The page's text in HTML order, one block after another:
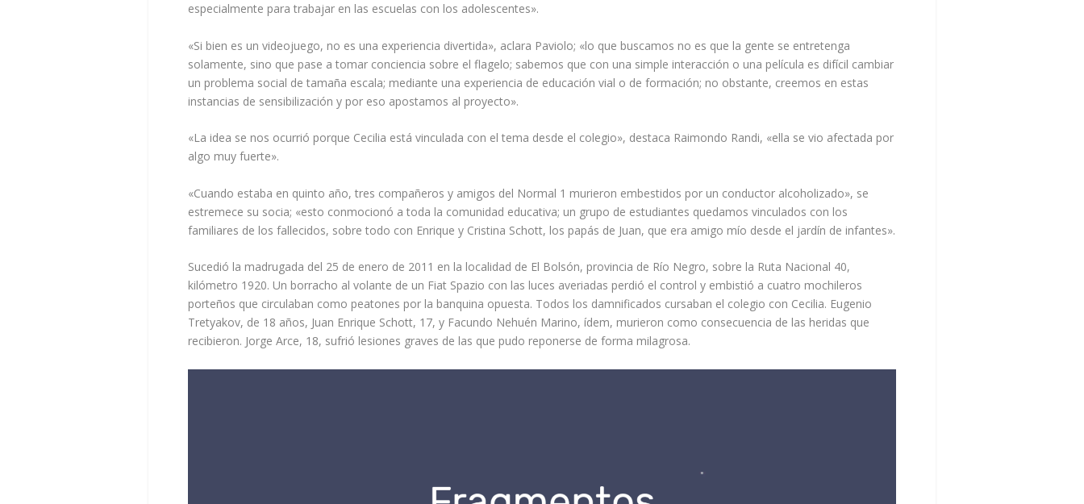
especialmente para trabajar en las escuelas con los adolescentes».
«Si bien es un videojuego, no es una experiencia divertida», aclara Paviolo; «lo que buscamos no es que la gente se entretenga
solamente, sino que pase a tomar conciencia sobre el flagelo; sabemos que con una simple interacción o una película es difícil cambiar
un problema social de tamaña escala; mediante una experiencia de educación vial o de formación; no obstante, creemos en estas
instancias de sensibilización y por eso apostamos al proyecto».
«La idea se nos ocurrió porque Cecilia está vinculada con el tema desde el colegio», destaca Raimondo Randi, «ella se vio afectada por
algo muy fuerte».
«Cuando estaba en quinto año, tres compañeros y amigos del Normal 1 murieron embestidos por un conductor alcoholizado», se
estremece su socia; «esto conmocionó a toda la comunidad educativa; un grupo de estudiantes quedamos vinculados con los
familiares de los fallecidos, sobre todo con Enrique y Cristina Schott, los papás de Juan, que era amigo mío desde el jardín de infantes».
Sucedió la madrugada del 25 de enero de 2011 en la localidad de El Bolsón, provincia de Río Negro, sobre la Ruta Nacional 40,
kilómetro 1920. Un borracho al volante de un Fiat Spazio con las luces averiadas perdió el control y embistió a cuatro mochileros
porteños que circulaban como peatones por la banquina opuesta. Todos los damnificados cursaban el colegio con Cecilia. Eugenio
Tretyakov, de 18 años, Juan Enrique Schott, 17, y Facundo Nehuén Marino, ídem, murieron como consecuencia de las heridas que
recibieron. Jorge Arce, 18, sufrió lesiones graves de las que pudo reponerse de forma milagrosa.